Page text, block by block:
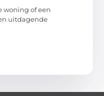
woning of een
uitdagende